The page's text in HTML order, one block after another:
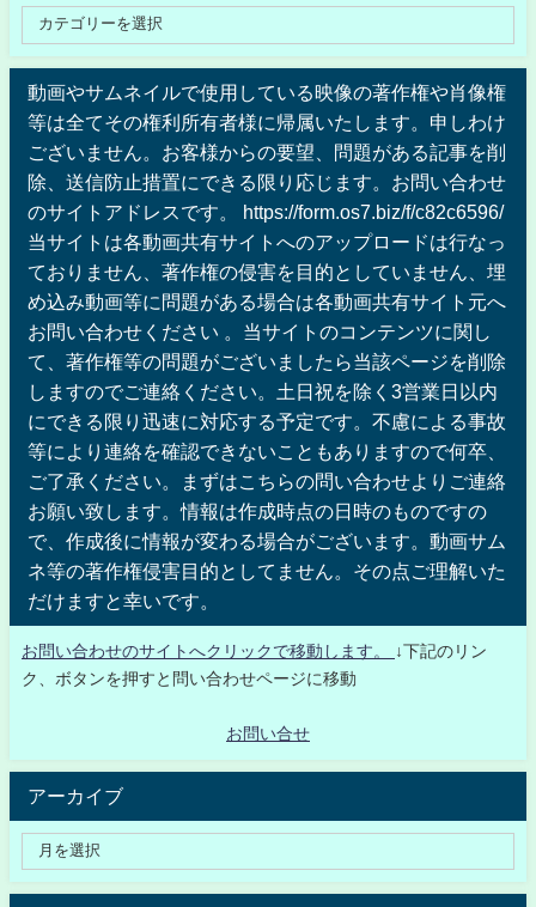
動画やサムネイルで使用している映像の著作権や肖像権
等は全てその権利所有者様に帰属いたします。申しわけ
ございません。お客様からの要望、問題がある記事を削
除、送信防止措置にできる限り応じます。お問い合わせ
のサイトアドレスです。 https://form.os7.biz/f/c82c6596/
当サイトは各動画共有サイトへのアップロードは行なっ
ておりません、著作権の侵害を目的としていません、埋
め込み動画等に問題がある場合は各動画共有サイト元へ
お問い合わせください 。当サイトのコンテンツに関し
て、著作権等の問題がございましたら当該ページを削除
しますのでご連絡ください。土日祝を除く3営業日以内
にできる限り迅速に対応する予定です。不慮による事故
等により連絡を確認できないこともありますので何卒、
ご了承ください。まずはこちらの問い合わせよりご連絡
お願い致します。情報は作成時点の日時のものですの
で、作成後に情報が変わる場合がございます。動画サム
ネ等の著作権侵害目的としてません。その点ご理解いた
だけますと幸いです。
お問い合わせのサイトへクリックで移動します。
↓下記のリン
ク、ボタンを押すと問い合わせページに移動
お問い合せ
アーカイブ